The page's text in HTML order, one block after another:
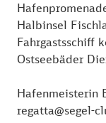
Halbinsel
Fahrgastsschiff
Ostseebäder
Hafenmeisterin
regatta@segel-